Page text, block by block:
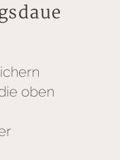
oben